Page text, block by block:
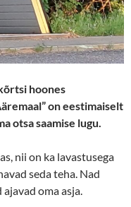
hoones
on eestimaiselt
otsa saamise lugu.
nii on ka lavastusega
seda teha. Nad
oma asja.